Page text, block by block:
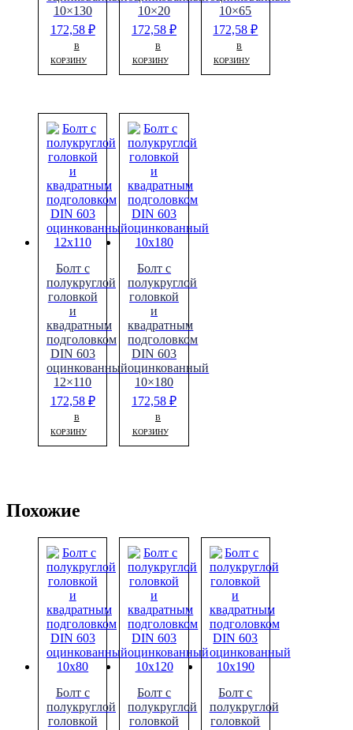
10×130
172,58 ₽
В
КОРЗИНУ
10×20
172,58₽
В
КОРЗИНУ
10×65
172,58₽
В
КОРЗИНУ
Болт с
полукруглой
головкой
и
квадратным
подголовком
DIN 603
оцинкованный
12×110
172,58 ₽
В
КОРЗИНУ
Болт с
полукруглой
головкой
и
квадратным
подголовком
DIN 603
оцинкованный
10×180
172,58₽
В
КОРЗИНУ
Похожие
Болт с
полукруглой
головкой
Болт с
полукруглой
головкой
Болт с
полукруглой
головкой